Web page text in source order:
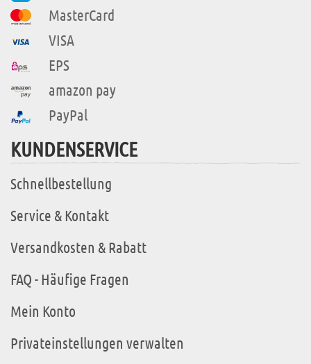
MasterCard
VISA
EPS
amazon pay
PayPal
KUNDENSERVICE
Schnellbestellung
Service & Kontakt
Versandkosten & Rabatt
FAQ - Häufige Fragen
Mein Konto
Privateinstellungen verwalten